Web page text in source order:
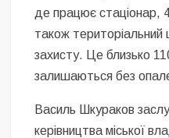
де працює стаціонар,
також територіальний
захисту. Це близько
залишаються без
Василь Шкураков
керівництва міської